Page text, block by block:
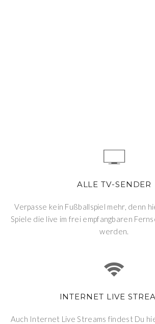
ALLE TV-SENDER
Verpasse kein Fußballspiel mehr, denn
Spiele die live im frei empfangbaren
werden.
INTERNET LIVE
Auch Internet Live Streams findest Du